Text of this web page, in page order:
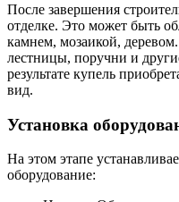
После завершения
отделке. Это может быть
камнем, мозаикой,
лестницы, поручни и
результате купель
вид.
Установка
На этом этапе
оборудование: